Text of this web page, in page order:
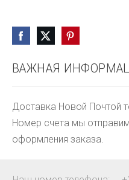
ВАЖНАЯ
Доставка Новой Почтой
Номер счета мы
оформления заказа.